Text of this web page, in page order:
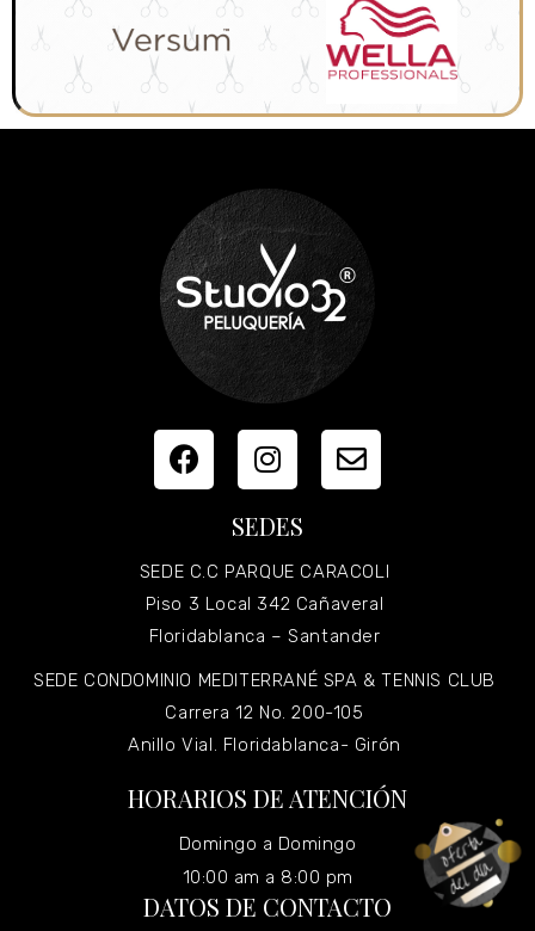
SEDES
SEDE C.C PARQUE CARACOLI
Piso 3 Local 342 Cañaveral
Floridablanca – Santander
SEDE CONDOMINIO MEDITERRANÉ SPA & TENNIS CLUB
Carrera 12 No. 200-105
Anillo Vial. Floridablanca- Girón
HORARIOS DE ATENCIÓN
Domingo a Domingo
10:00 am a 8:00 pm
DATOS DE CONTACTO